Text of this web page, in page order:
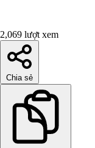
2,069 lượt xem
Chia sẻ